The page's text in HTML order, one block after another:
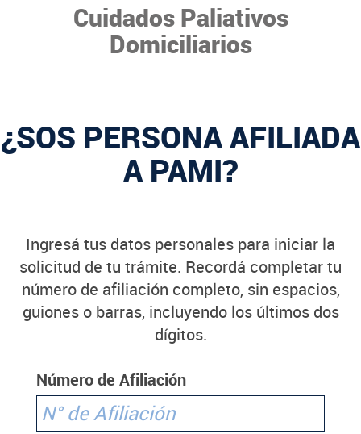
Cuidados Paliativos
Domiciliarios
¿SOS PERSONA AFILIADA
A PAMI?
Ingresá tus datos personales para iniciar la
solicitud de tu trámite. Recordá completar tu
número de afiliación completo, sin espacios,
guiones o barras, incluyendo los últimos dos
dígitos.
Número de Afiliación